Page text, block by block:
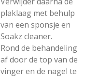
plaklaag met behulp
van een sponsje en
Soakz cleaner.
Rond de behandeling
af door de top van de
vinger en de nagel te